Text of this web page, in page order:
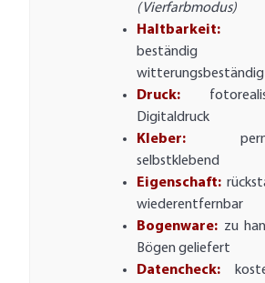
(Vierfarbmodus)
Haltbarkeit:
witterungsbeständig
Druck:
Digitaldruck
Kleber:
selbstklebend
Eigenschaft:
wiederentfernbar
Bogenware: zu
Bögen geliefert
Datencheck: